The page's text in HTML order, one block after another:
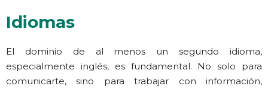
Idiomas
El dominio de al menos un segundo idioma,
especialmente inglés, es fundamental. No solo para
comunicarte, sino para trabajar con información,